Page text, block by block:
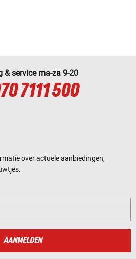
& service ma-za 9-20
7111 500
over actuele aanbiedingen,
AANMELDEN